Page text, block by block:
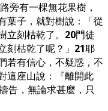
旁有一棵無花果樹，
葉子，就對樹說：「從
刻枯乾了。 20門徒
枯乾了呢？」 21耶
若有信心，不疑惑，不
這座山說：『離開此
告，無論求甚麼，只